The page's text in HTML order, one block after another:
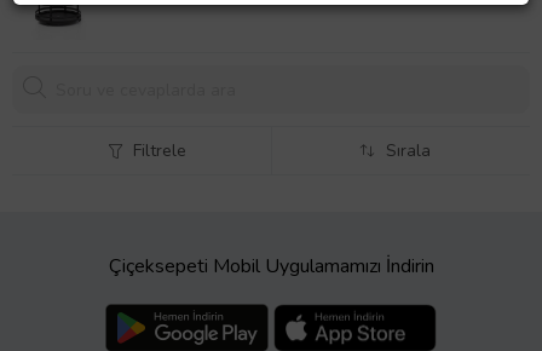
Filtrele Sırala
Çiçeksepeti Mobil Uygulamamızı İndirin